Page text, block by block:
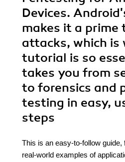
Devices.
makes it a
attacks, which is
tutorial is so
takes you from
to forensics and
testing in easy,
steps
This is an easy-to-follow guide,
real-world examples of